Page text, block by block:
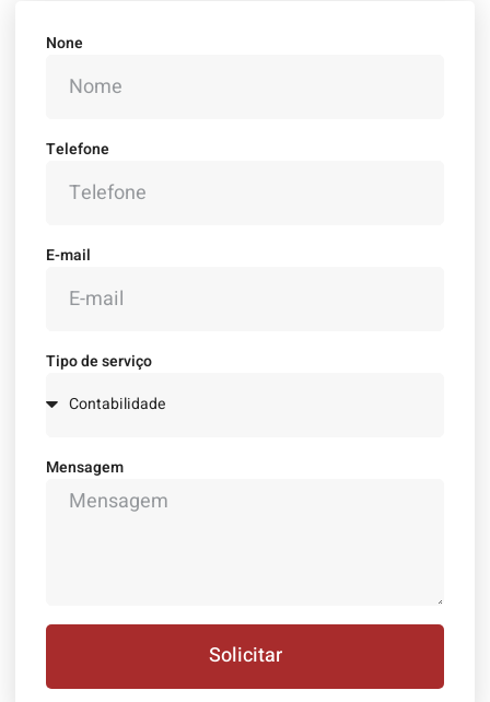
None
Telefone
E-mail
Tipo de serviço
Mensagem
Solicitar